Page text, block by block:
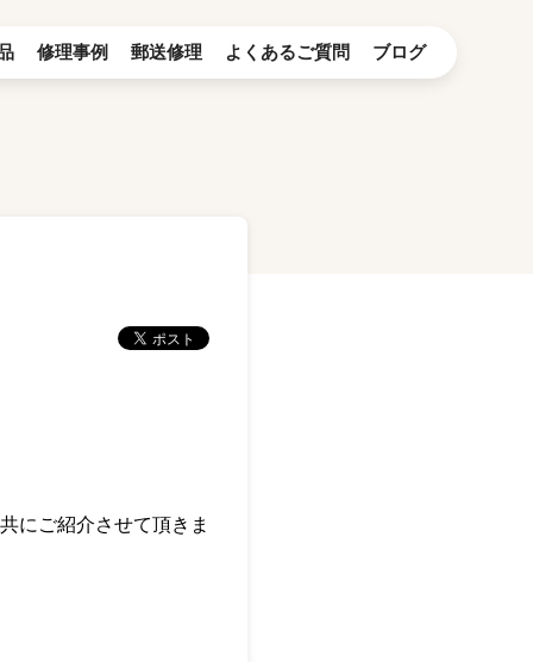
修理事例 郵送修理 よくあるご質問 ブログ
にご紹介させて頂きま